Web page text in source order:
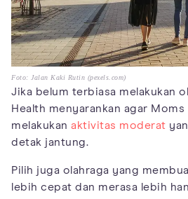
Foto: Jalan Kaki Rutin (pexels.com)
Jika belum terbiasa melakukan
Health menyarankan agar
melakukan aktivitas moderat
detak jantung.
Pilih juga olahraga yang
lebih cepat dan merasa lebih